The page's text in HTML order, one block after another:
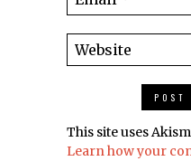
This site uses
Learn how your